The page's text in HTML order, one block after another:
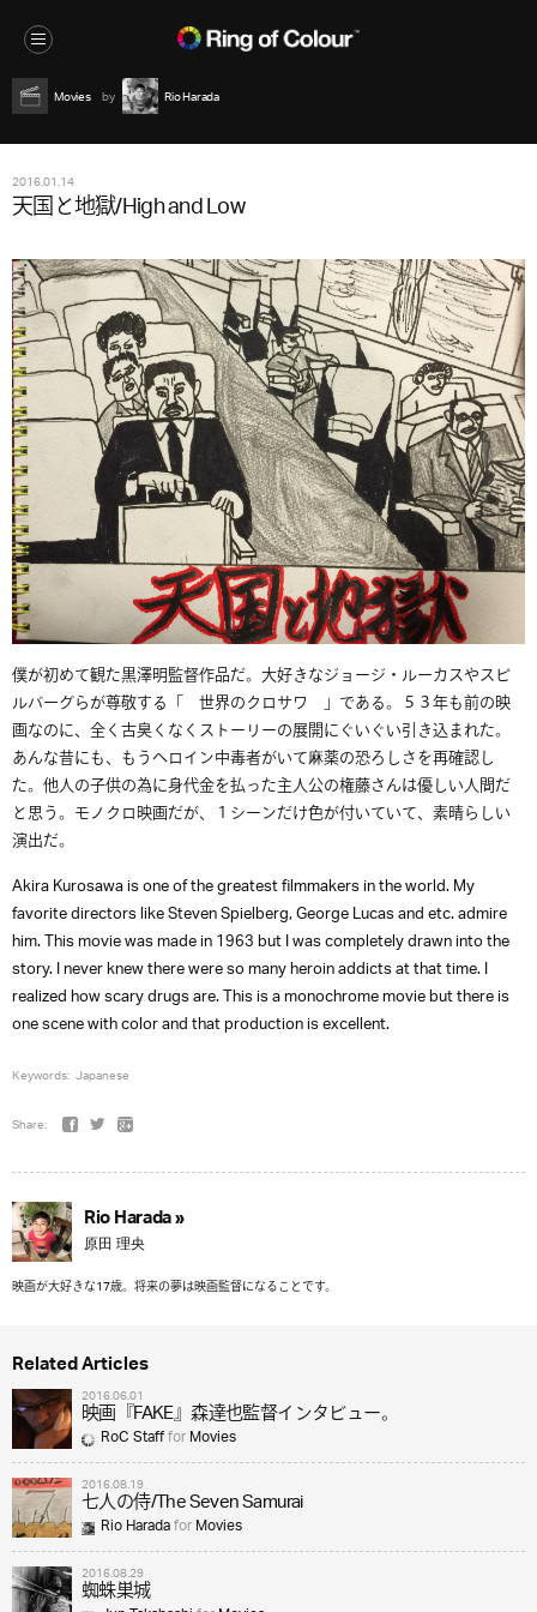
Movies Rio Harada
2016.01.14
天国と地獄/High and Low
僕が初めて観た黒澤明監督作品だ。大好きなジョージ・ルーカスやスピ
ルバーグらが尊敬する「 世界のクロサワ 」である。５３年も前の映
画なのに、全く古臭くなくストーリーの展開にぐいぐい引き込まれた。
あんな昔にも、もうヘロイン中毒者がいて麻薬の恐ろしさを再確認し
た。他人の子供の為に身代金を払った主人公の権藤さんは優しい人間だ
と思う。モノクロ映画だが、１シーンだけ色が付いていて、素晴らしい
演出だ。
Akira Kurosawa is one of the greatest filmmakers in the world. My
favorite directors like Steven Spielberg, George Lucas and etc. admire
him. This movie was made in 1963 but I was completely drawn into the
story. I never knew there were so many heroin addicts at that time. I
realized how scary drugs are. This is a monochrome movie but there is
one scene with color and that production is excellent.
Keywords: Japanese
Share:
Rio Harada »
原田 理央
映画が大好きな17歳。将来の夢は映画監督になることです。
Related Articles
2016.06.01
映画『FAKE』森達也監督インタビュー。
RoC StaffforMovies
2016.08.19
七人の侍/The Seven Samurai
Rio HaradaforMovies
2016.08.29
蜘蛛巣城